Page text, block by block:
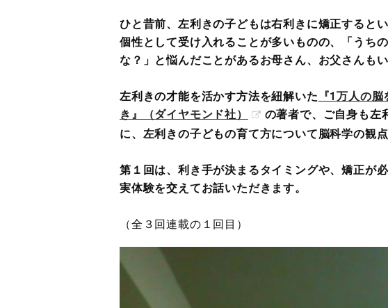
ひと昔前、左利きの子どもは右利きに矯正すると
個性として受け入れることが多いものの、「うち
な？」と悩んだことがあるお母さん、お父さんも
左利きの才能を活かす方法を紐解いた 『1万人の
き』（ダイヤモンド社）
の著者で、ご自身も左
に、左利きの子どもの育て方について脳科学の観
第１回は、利き手が決まるタイミングや、矯正が
実体験を交えてお話いただきます。
（全３回連載の１回目）